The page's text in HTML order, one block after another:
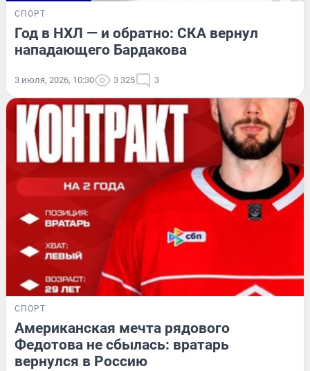
СПОРТ
Год в НХЛ — и обратно: СКА вернул
нападающего Бардакова
3 июля, 2026, 10:30 3 325 3
СПОРТ
Американская мечта рядового
Федотова не сбылась: вратарь
вернулся в Россию